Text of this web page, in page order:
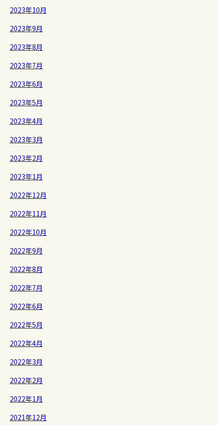
2023年10月
2023年9月
2023年8月
2023年7月
2023年6月
2023年5月
2023年4月
2023年3月
2023年2月
2023年1月
2022年12月
2022年11月
2022年10月
2022年9月
2022年8月
2022年7月
2022年6月
2022年5月
2022年4月
2022年3月
2022年2月
2022年1月
2021年12月